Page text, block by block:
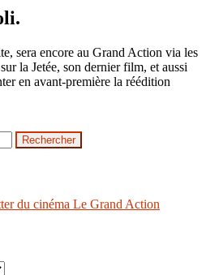
sera encore au Grand Action via les
la Jetée, son dernier film, et aussi
en avant-première la réédition
du cinéma Le Grand Action